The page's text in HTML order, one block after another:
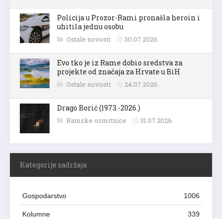
Policija u Prozor-Rami pronašla heroin i
uhitila jednu osobu
Ostale novosti 30.07.2026.
Evo tko je iz Rame dobio sredstva za
projekte od značaja za Hrvate u BiH
Ostale novosti 24.07.2026.
Drago Borić (1973.-2026.)
Ramske osmrtnice 31.07.2026.
Kategorije sadržaja
Gospodarstvo 1006
Kolumne 339